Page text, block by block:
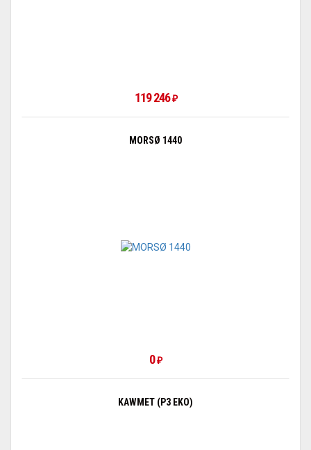
119 246₽
MORSØ 1440
0₽
KAWMET (P3 EKO)